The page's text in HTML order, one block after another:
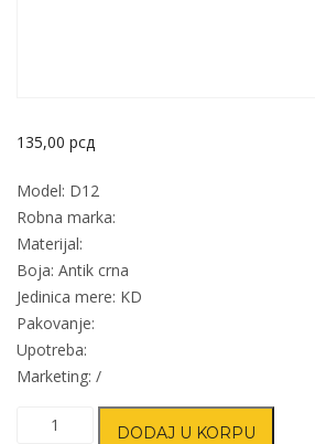
135,00 рсд
Model: D12
Robna marka:
Materijal:
Boja: Antik crna
Jedinica mere: KD
Pakovanje:
Upotreba:
Marketing: /
Dugme
DODAJ U KORPU